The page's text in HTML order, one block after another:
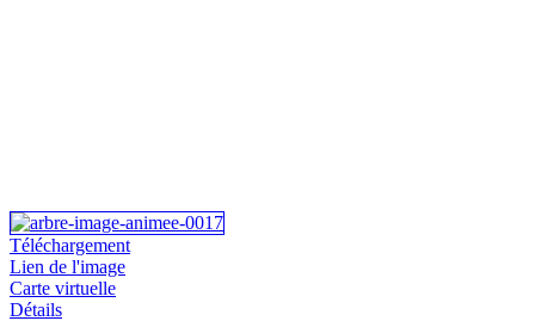
Téléchargement
Lien de l'image
Carte virtuelle
Détails